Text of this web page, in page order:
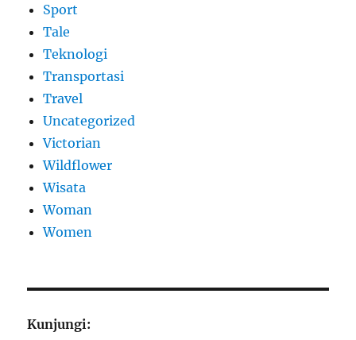
Sport
Tale
Teknologi
Transportasi
Travel
Uncategorized
Victorian
Wildflower
Wisata
Woman
Women
Kunjungi: